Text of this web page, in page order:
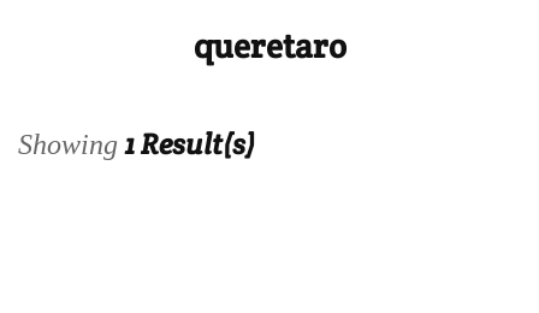
queretaro
Showing1 Result(s)